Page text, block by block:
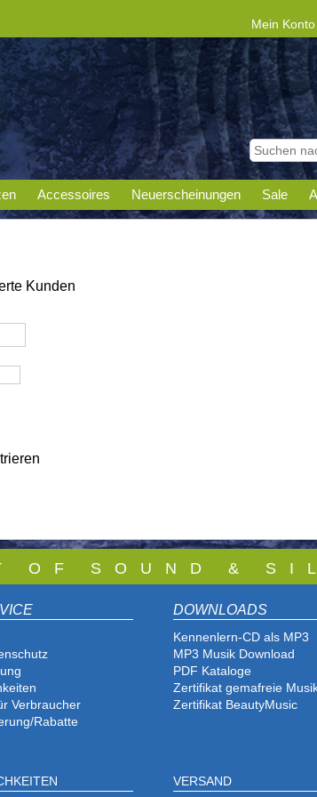
Mein Konto
Accessoires Neuerscheinungen Sale
Kunden
O F S O U N D & S I L
Verbraucher
Rabatte
DOWNLOADS
Kennenlern-CD als MP3
MP3 Musik Download
PDF Kataloge
Zertifikat gemafreie
Zertifikat BeautyMusic
VERSAND